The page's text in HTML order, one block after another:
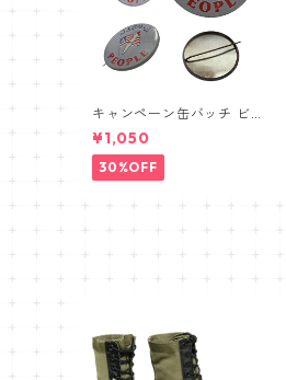
キャンペーン缶バッチ ビン
テージ vintage USA FLAG
¥1,050
30%OFF